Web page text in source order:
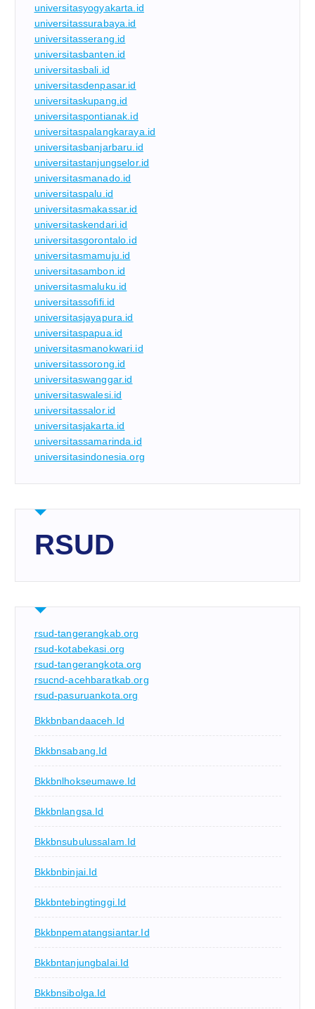
universitasyogyakarta.id
universitassurabaya.id
universitasserang.id
universitasbanten.id
universitasbali.id
universitasdenpasar.id
universitaskupang.id
universitaspontianak.id
universitaspalangkaraya.id
universitasbanjarbaru.id
universitastanjungselor.id
universitasmanado.id
universitaspalu.id
universitasmakassar.id
universitaskendari.id
universitasgorontalo.id
universitasmamuju.id
universitasambon.id
universitasmaluku.id
universitassofifi.id
universitasjayapura.id
universitaspapua.id
universitasmanokwari.id
universitassorong.id
universitaswanggar.id
universitaswalesi.id
universitassalor.id
universitasjakarta.id
universitassamarinda.id
universitasindonesia.org
RSUD
rsud-tangerangkab.org
rsud-kotabekasi.org
rsud-tangerangkota.org
rsucnd-acehbaratkab.org
rsud-pasuruankota.org
Bkkbnbandaaceh.id
Bkkbnsabang.id
Bkkbnlhokseumawe.id
Bkkbnlangsa.id
Bkkbnsubulussalam.id
Bkkbnbinjai.id
Bkkbntebingtinggi.id
Bkkbnpematangsiantar.id
Bkkbntanjungbalai.id
Bkkbnsibolga.id